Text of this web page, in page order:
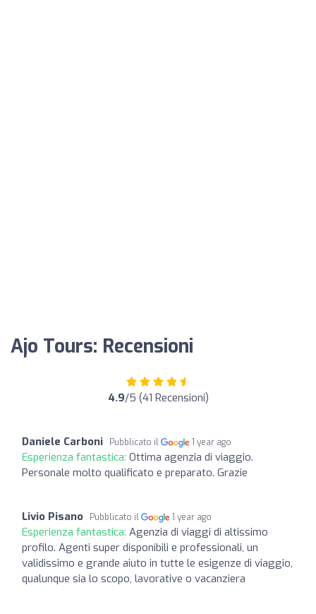
Ajo Tours: Recensioni
4.9/5 (41 Recensioni)
Daniele Carboni Pubblicato il 1 year ago
Esperienza fantastica: Ottima agenzia di viaggio.
Personale molto qualificato e preparato. Grazie
Livio Pisano Pubblicato il 1 year ago
Esperienza fantastica: Agenzia di viaggi di altissimo
profilo. Agenti super disponibili e professionali, un
validissimo e grande aiuto in tutte le esigenze di viaggio,
qualunque sia lo scopo, lavorative o vacanziera